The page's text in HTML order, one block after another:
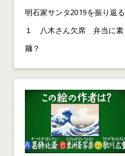
明石家サンタ2019を振り返る
１ 八木さん欠席 弁当に素
麺？